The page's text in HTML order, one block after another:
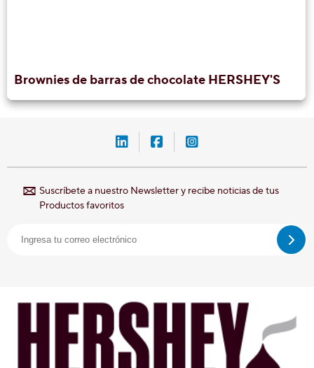
Brownies de barras de chocolate HERSHEY'S
LinkedIn-Hershey-México
Facebook-Hershey-
Instagram-
Suscríbete a nuestro Newsletter y recibe noticias de tus
Productos favoritos